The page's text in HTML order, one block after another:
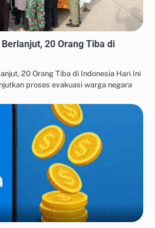
20 Orang Tiba di
20 Orang Tiba di Indonesia Hari Ini
proses evakuasi warga negara